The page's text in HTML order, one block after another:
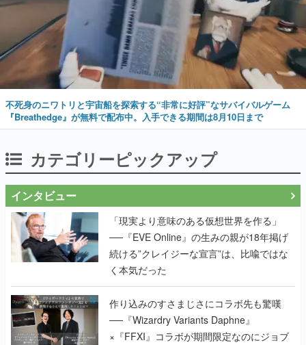
不死身のニワトリと宇宙船を探索する“非常に好評”なサバイバルゲーム
『Breathedge』が無料で配布中。入手できる期間は8月10日まで
カテゴリーピックアップ
インタビュー
「現実より意味のある仮想世界を作る」
──『EVE Online』の生みの親が18年掲げ
続ける”クレイジーな宣言”は、比喩ではな
く本気だった
作り込みのすさまじさにコラボ先も驚嘆
──『Wizardry Variants Daphne』
×『FFXI』コラボが期間限定なのにジョブ